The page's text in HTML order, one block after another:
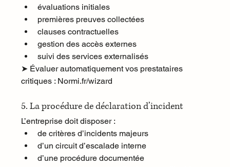
évaluations initiales
premières preuves collectées
clauses contractuelles
gestion des accès externes
suivi des services externalisés
➤ Évaluer automatiquement vos prestataires
critiques : Normi.fr/wizard
5. La procédure de déclaration d’incident
L’entreprise doit disposer :
de critères d’incidents majeurs
d’un circuit d’escalade interne
d’une procédure documentée